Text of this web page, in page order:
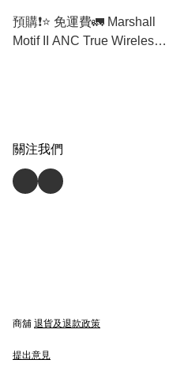
預購❗️⭐️ 免運費🚛 Marshall
Motif II ANC True Wireless
關注我們
商舖 退貨及退款政策
提出意見